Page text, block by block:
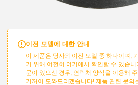
이전 모델에 대한 안내
이 제품은 당사의 이전 모델 중 하나이며,
기 위해 여전히 여기에서 확인할 수 있습
문이 있으신 경우, 연락처 양식을 이용해
기꺼이 도와드리겠습니다! 제품 관련 문의